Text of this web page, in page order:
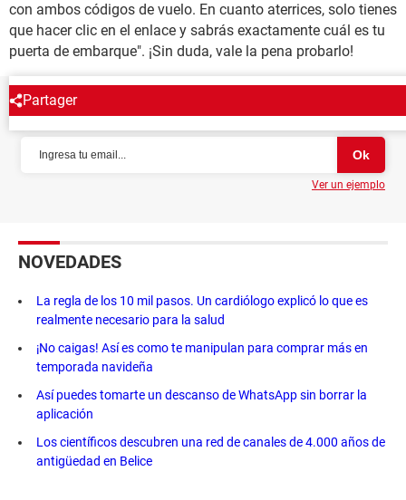
con ambos códigos de vuelo. En cuanto aterrices, solo tienes
que hacer clic en el enlace y sabrás exactamente cuál es tu
puerta de embarque". ¡Sin duda, vale la pena probarlo!
Partager
NEWSLETTER
Ver un ejemplo
NOVEDADES
La regla de los 10 mil pasos. Un cardiólogo explicó lo que es
realmente necesario para la salud
¡No caigas! Así es como te manipulan para comprar más en
temporada navideña
Así puedes tomarte un descanso de WhatsApp sin borrar la
aplicación
Los científicos descubren una red de canales de 4.000 años de
antigüedad en Belice